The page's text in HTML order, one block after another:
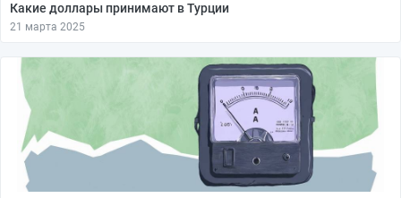
Какие доллары принимают в Турции
21 марта 2025